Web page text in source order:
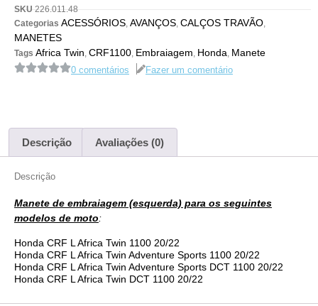
SKU 226.011.48
Categorias ACESSÓRIOS, AVANÇOS, CALÇOS TRAVÃO,
MANETES
Tags Africa Twin, CRF1100, Embraiagem, Honda, Manete
0 comentários Fazer um comentário
Descrição Avaliações (0)
Descrição
Manete de embraiagem (esquerda) para os seguintes
modelos de moto:
Honda CRF L Africa Twin 1100 20/22
Honda CRF L Africa Twin Adventure Sports 1100 20/22
Honda CRF L Africa Twin Adventure Sports DCT 1100 20/22
Honda CRF L Africa Twin DCT 1100 20/22